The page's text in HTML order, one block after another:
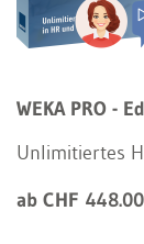
WEKA PRO -
Unlimitiertes
ab CHF 448.00